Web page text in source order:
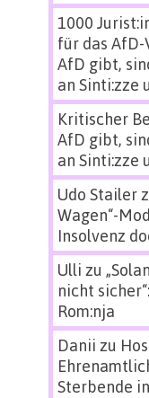
1000
für das
AfD gibt,
an Sinti:zze
Kritischer
AfD gibt,
an Sinti:zze
Udo Stailer
Wagen“-
Insolvenz
Ulli zu
nicht
Rom:nja
Danii zu
Sterbende